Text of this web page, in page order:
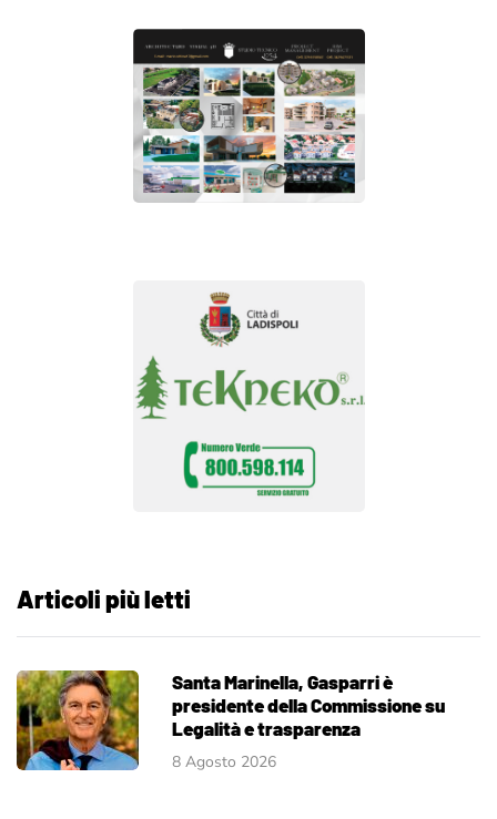
Articoli più letti
Santa Marinella, Gasparri è
presidente della Commissione su
Legalità e trasparenza
8 Agosto 2026